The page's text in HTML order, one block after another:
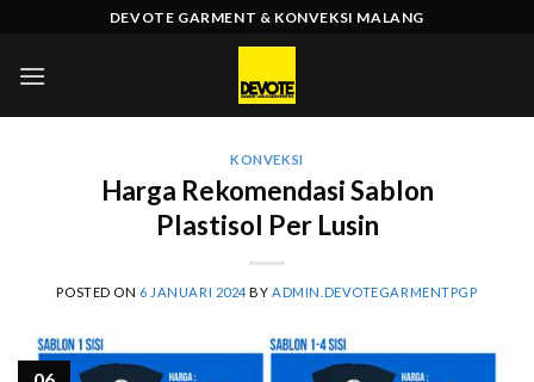
content
DEVOTE GARMENT & KONVEKSI MALANG
KONVEKSI
Harga Rekomendasi Sablon
Plastisol Per Lusin
POSTED ON 6 JANUARI 2024 BY ADMIN.DEVOTEGARMENTPGP